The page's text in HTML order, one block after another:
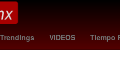
Trendings VIDEOS Tiempo
arsenal crystal palace c